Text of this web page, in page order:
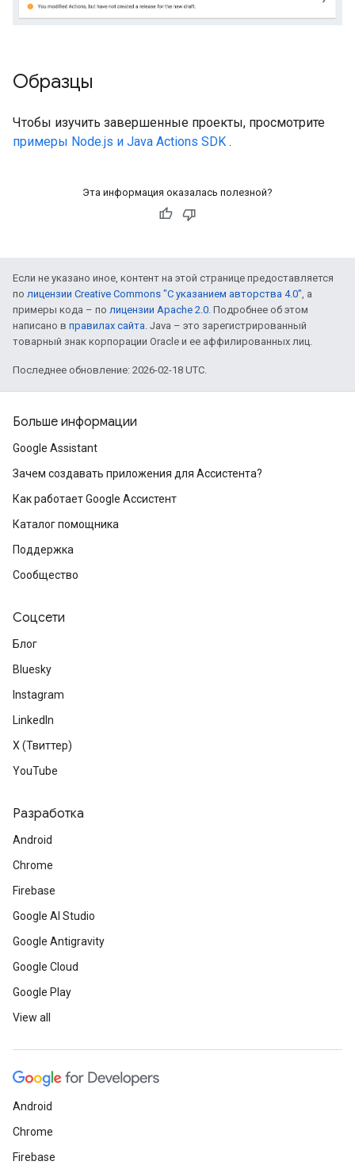
Образцы
Чтобы изучить завершенные проекты, просмотрите
примеры Node.js и Java Actions SDK .
Эта информация оказалась полезной?
Если не указано иное, контент на этой странице предоставляется
по лицензии Creative Commons "С указанием авторства 4.0", а
примеры кода – по лицензии Apache 2.0. Подробнее об этом
написано в правилах сайта. Java – это зарегистрированный
товарный знак корпорации Oracle и ее аффилированных лиц.
Последнее обновление: 2026-02-18 UTC.
Больше информации
Google Assistant
Зачем создавать приложения для Ассистента?
Как работает Google Ассистент
Каталог помощника
Поддержка
Сообщество
Соцсети
Блог
Bluesky
Instagram
LinkedIn
X (Твиттер)
YouTube
Разработка
Android
Chrome
Firebase
Google AI Studio
Google Antigravity
Google Cloud
Google Play
View all
Android
Chrome
Firebase